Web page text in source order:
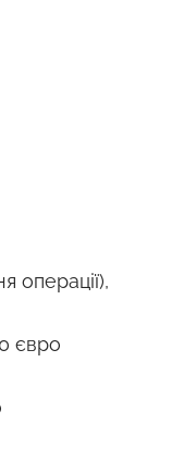
операції),
євро